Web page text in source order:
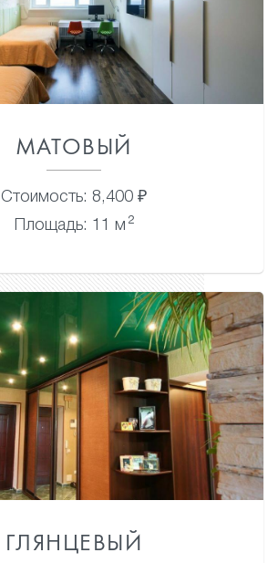
МАТОВЫЙ
Стоимость: 8,400 ₽
Площадь: 11 м 2
ГЛЯНЦЕВЫЙ